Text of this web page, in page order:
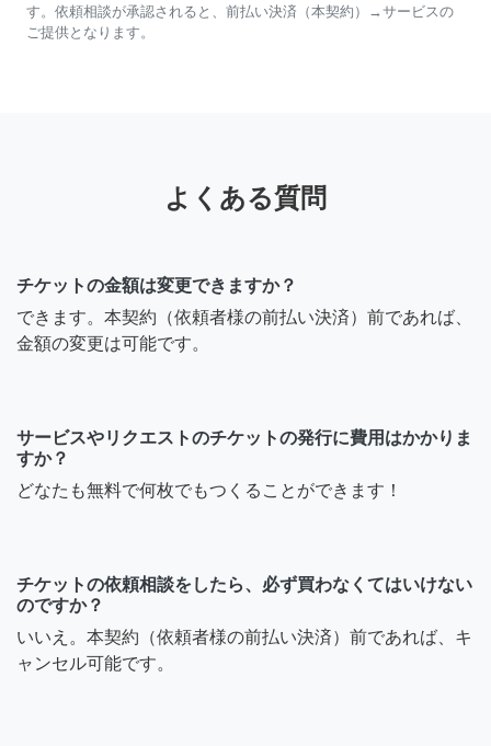
す。依頼相談が承認されると、前払い決済（本契約）→サービスの
ご提供となります。
よくある質問
チケットの金額は変更できますか？
できます。本契約（依頼者様の前払い決済）前であれば、
金額の変更は可能です。
サービスやリクエストのチケットの発行に費用はかかりま
すか？
どなたも無料で何枚でもつくることができます！
チケットの依頼相談をしたら、必ず買わなくてはいけない
のですか？
いいえ。本契約（依頼者様の前払い決済）前であれば、キ
ャンセル可能です。